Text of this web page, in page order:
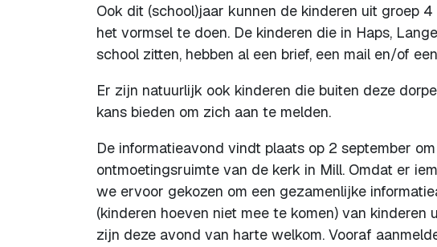
Ook dit (school)jaar kunnen de kinderen uit groep
het vormsel te doen. De kinderen die in Haps,
school zitten, hebben al een brief, een mail en/of
Er zijn natuurlijk ook kinderen die buiten deze
kans bieden om zich aan te melden.
De informatieavond vindt plaats op 2 september
ontmoetingsruimte van de kerk in Mill. Omdat er
we ervoor gekozen om een gezamenlijke
(kinderen hoeven niet mee te komen) van
zijn deze avond van harte welkom. Vooraf